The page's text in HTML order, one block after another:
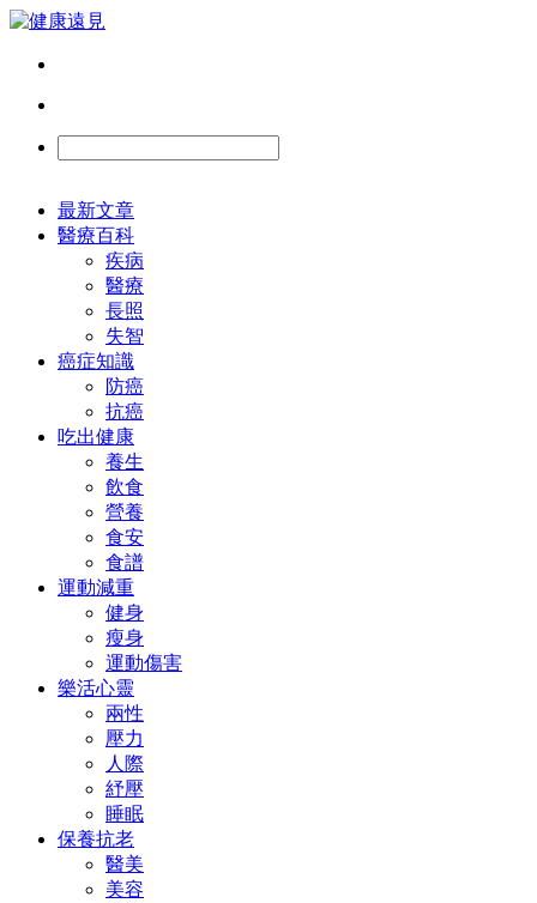
最新文章
醫療百科
疾病
醫療
長照
失智
癌症知識
防癌
抗癌
吃出健康
養生
飲食
營養
食安
食譜
運動減重
健身
瘦身
運動傷害
樂活心靈
兩性
壓力
人際
紓壓
睡眠
保養抗老
醫美
美容